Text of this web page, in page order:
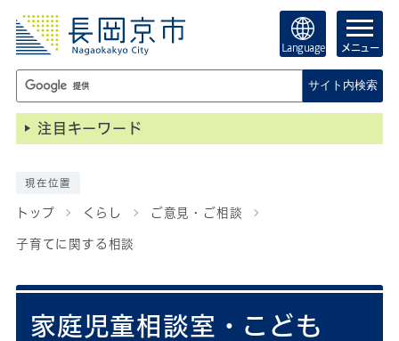
Language メニュー
サイト内検索
注目キーワード
現在位置
トップ くらし ご意見・ご相談
子育てに関する相談
家庭児童相談室・こども